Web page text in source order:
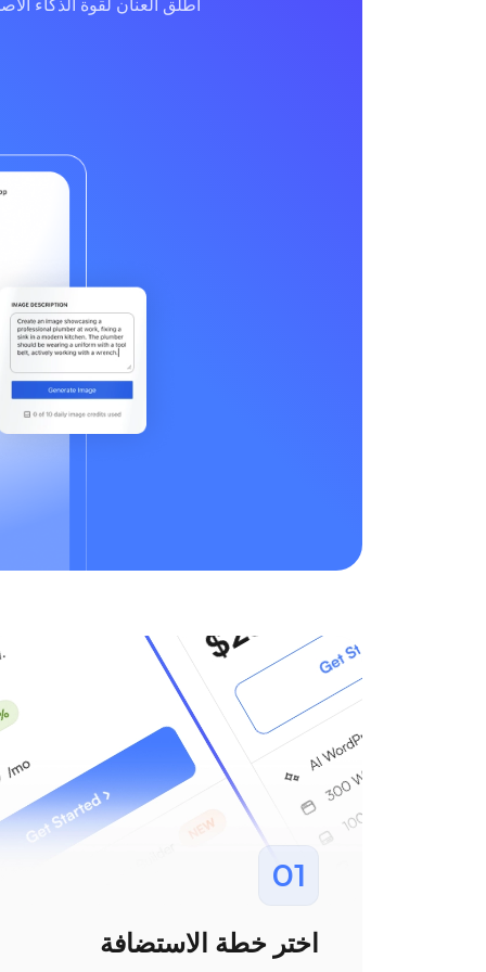
أطلق العنان لقوة الذكاء
01
اختر خطة الاستضافة